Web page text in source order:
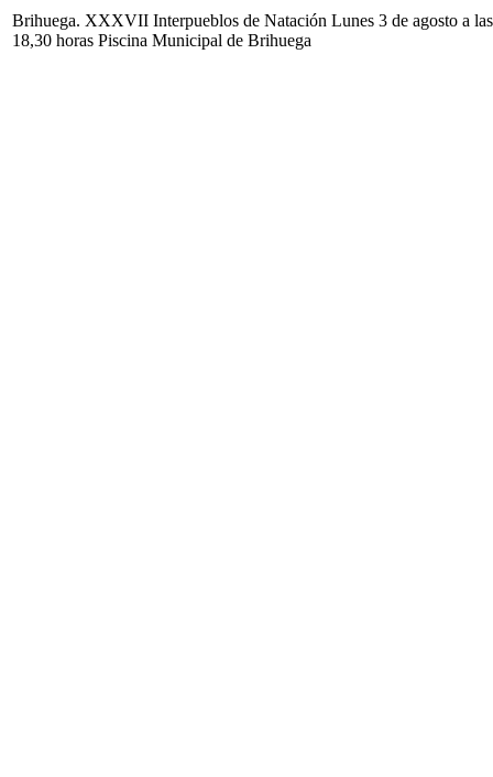
Brihuega. XXXVII Interpueblos de Natación Lunes 3 de agosto a las
18,30 horas Piscina Municipal de Brihuega